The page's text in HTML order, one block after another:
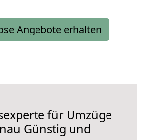
Angebote erhalten
für Umzüge
Günstig und